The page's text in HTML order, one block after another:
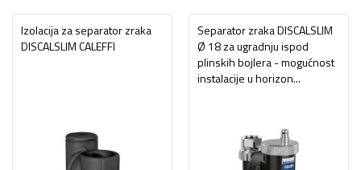
Izolacija za separator zraka
DISCALSLIM CALEFFI
Separator zraka DISCALSLIM
Ø 18 za ugradnju ispod
plinskih bojlera - mogućnost
instalacije u horizon...